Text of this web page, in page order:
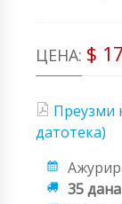
ЦЕНА: $
Преузми
датотека)
35 дана